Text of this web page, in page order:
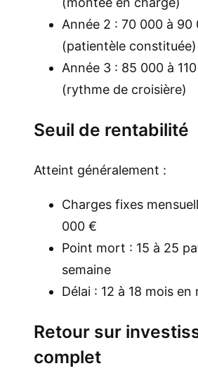
Année 2 : 70 000 à 90
(patientèle constituée)
Année 3 : 85 000 à
(rythme de croisière)
Seuil de rentabilité
Atteint généralement :
Charges fixes
000 €
Point mort : 15 à 25
semaine
Délai : 12 à 18 mois en
Retour sur
complet